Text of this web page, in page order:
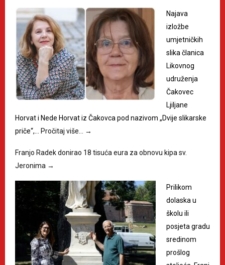
Najava
izložbe
umjetničkih
slika članica
Likovnog
udruženja
Čakovec
Ljiljane
Horvat i Nede Horvat iz Čakovca pod nazivom „Dvije slikarske
priče“,… Pročitaj više… →
Franjo Radek donirao 18 tisuća eura za obnovu kipa sv.
Jeronima →
Prilikom
dolaska u
školu ili
posjeta gradu
sredinom
prošlog